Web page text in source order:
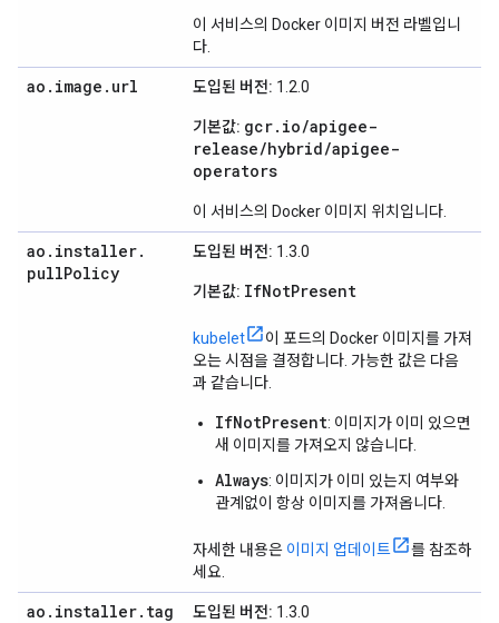
이 서비스의 Docker 이미지 버전 라벨입니
다.
ao . image . url 도입된 버전: 1.2.0
기본값: gcr.io/apigee-
release/hybrid/apigee-
operators
이 서비스의 Docker 이미지 위치입니다.
ao . installer.
pullPolicy
도입된 버전: 1.3.0
기본값: IfNotPresent
kubelet
이 포드의 Docker 이미지를 가져
오는 시점을 결정합니다. 가능한 값은 다음
과 같습니다.
IfNotPresent: 이미지가 이미 있으면
새 이미지를 가져오지 않습니다.
Always: 이미지가 이미 있는지 여부와
관계없이 항상 이미지를 가져옵니다.
자세한 내용은 이미지 업데이트
를 참조하
세요.
ao . installer. tag 도입된 버전: 1.3.0